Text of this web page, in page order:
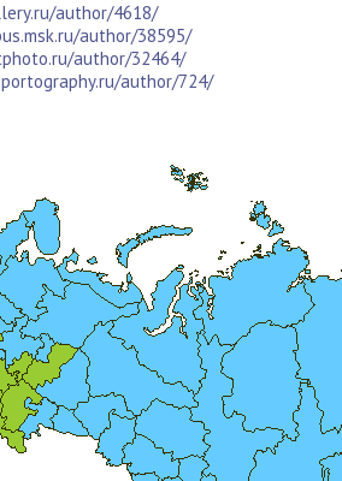
author/4618/
author/38595/
author/32464/
author/724/